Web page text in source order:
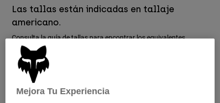
Explorar MTB
Product Help
Guía de Equipamiento de MTB
Explorar Moto
Product Help
Guía de Equipamiento de Moto
Guía de cuidado de cascos
Guía de cuidado de las botas
Camisetas
Sudaderas
Ver todo
Accesorios
Chaquetas
Calcetines
Ver todo
Ropa Casual
Tops
Las tallas están indicadas en tallaje
americano.
Consulta laguía de tallaspara encontrar los equivalentes
Europeos.
Color -Blanco/Negro/Gris
Mejora Tu Experiencia